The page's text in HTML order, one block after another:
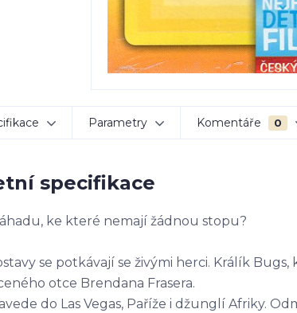
Parametry Komentáře 0
specifikace
ke které nemají žádnou stopu?
se potkávají se živými herci. Králík
otce Brendana Frasera.
do Las Vegas, Paříže i džunglí Afriky.